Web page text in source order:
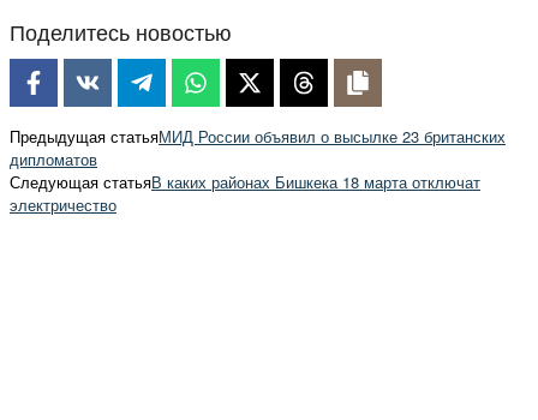
Поделитесь новостью
Предыдущая статьяМИД России объявил о высылке 23 британских
дипломатов
Следующая статьяВ каких районах Бишкека 18 марта отключат
электричество